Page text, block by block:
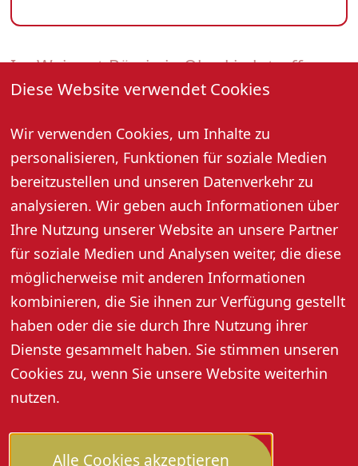
Diese Website verwendet Cookies
Wir verwenden Cookies, um Inhalte zu
personalisieren, Funktionen für soziale Medien
bereitzustellen und unseren Datenverkehr zu
analysieren. Wir geben auch Informationen über
Ihre Nutzung unserer Website an unsere Partner
für soziale Medien und Analysen weiter, die diese
möglicherweise mit anderen Informationen
kombinieren, die Sie ihnen zur Verfügung gestellt
haben oder die sie durch Ihre Nutzung ihrer
Dienste gesammelt haben. Sie stimmen unseren
Cookies zu, wenn Sie unsere Website weiterhin
nutzen.
Alle Cookies akzeptieren
Im Weingut Börsig in Oberkirch treffen
erstklassige Weine auf mitreißende Live-
Stimmung in gemütlicher Atmosphäre.
18. März 2026, 18:00 Uhr
Weitere Informationen